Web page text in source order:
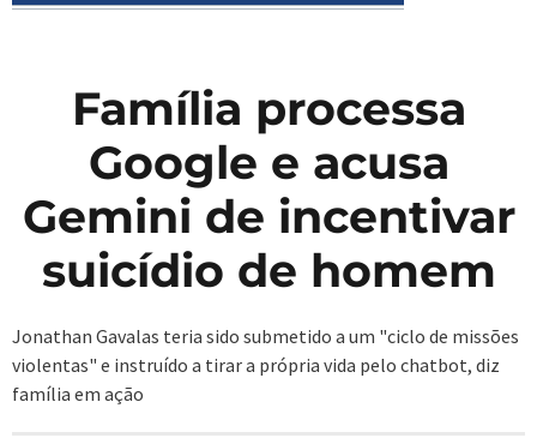
Família processa
Google e acusa
Gemini de incentivar
suicídio de homem
Jonathan Gavalas teria sido submetido a um "ciclo de missões
violentas" e instruído a tirar a própria vida pelo chatbot, diz
família em ação